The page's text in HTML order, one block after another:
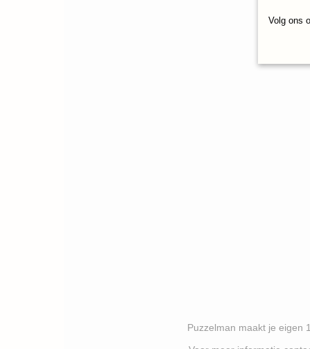
Puzzelman maakt je eigen 1000
Volg ons